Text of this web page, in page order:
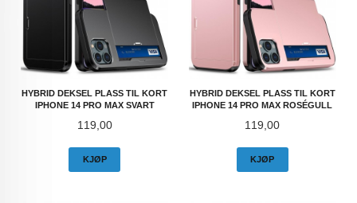
HYBRID DEKSEL PLASS TIL KORT
IPHONE 14 PRO MAX SVART
Pris
119,00
KJØP
HYBRID DEKSEL PLASS TIL KORT
IPHONE 14 PRO MAX ROSÉGULL
Pris
119,00
KJØP